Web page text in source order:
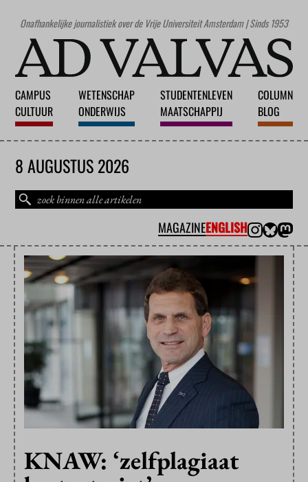
Onafhankelijke journalistiek over de Vrije Universiteit Amsterdam | Sinds 1953
CAMPUS
CULTUUR
WETENSCHAP
ONDERWIJS
STUDENTENLEVEN
MAATSCHAPPIJ
COLUMN
BLOG
8 AUGUSTUS 2026
MAGAZINEENGLISH
KNAW: ‘zelfplagiaat